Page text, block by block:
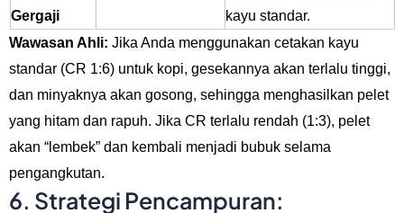
Gergaji
kayu standar.
Wawasan Ahli: Jika Anda menggunakan cetakan kayu
standar (CR 1:6) untuk kopi, gesekannya akan terlalu tinggi,
dan minyaknya akan gosong, sehingga menghasilkan pelet
yang hitam dan rapuh. Jika CR terlalu rendah (1:3), pelet
akan “lembek” dan kembali menjadi bubuk selama
pengangkutan.
6. Strategi Pencampuran: